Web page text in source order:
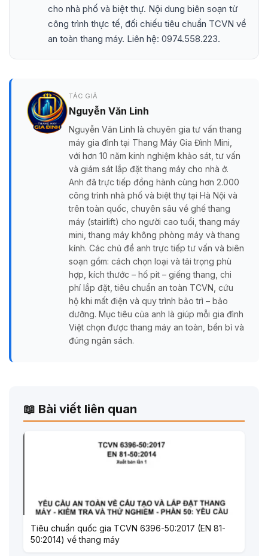
cho nhà phố và biệt thự. Nội dung biên soạn từ
công trình thực tế, đối chiếu tiêu chuẩn TCVN về
an toàn thang máy. Liên hệ: 0974.558.223.
TÁC GIẢ
Nguyễn Văn Linh
Nguyễn Văn Linh là chuyên gia tư vấn thang
máy gia đình tại Thang Máy Gia Đình Mini,
với hơn 10 năm kinh nghiệm khảo sát, tư vấn
và giám sát lắp đặt thang máy cho nhà ở.
Anh đã trực tiếp đồng hành cùng hơn 2.000
công trình nhà phố và biệt thự tại Hà Nội và
trên toàn quốc, chuyên sâu về ghế thang
máy (stairlift) cho người cao tuổi, thang máy
mini, thang máy không phòng máy và thang
kính. Các chủ đề anh trực tiếp tư vấn và biên
soạn gồm: cách chọn loại và tải trọng phù
hợp, kích thước – hố pit – giếng thang, chi
phí lắp đặt, tiêu chuẩn an toàn TCVN, cứu
hộ khi mất điện và quy trình bảo trì – bảo
dưỡng. Mục tiêu của anh là giúp mỗi gia đình
Việt chọn được thang máy an toàn, bền bỉ và
đúng ngân sách.
📖 Bài viết liên quan
Tiêu chuẩn quốc gia TCVN 6396-50:2017 (EN 81-
50:2014) về thang máy